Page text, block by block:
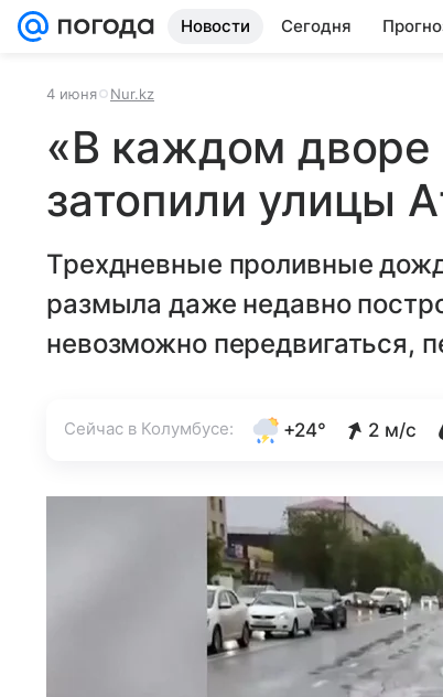
Новости Сегодня
4 июня Nur.kz
«В каждом дворе
затопили улицы
Трехдневные проливные
размыла даже недавно
невозможно передвигаться,
Сейчас в Колумбусе: +24° 2 м/с